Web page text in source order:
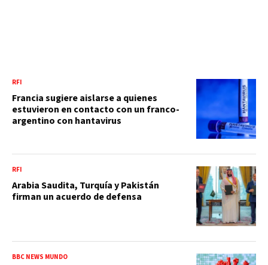
RFI
Francia sugiere aislarse a quienes
estuvieron en contacto con un franco-
argentino con hantavirus
RFI
Arabia Saudita, Turquía y Pakistán
firman un acuerdo de defensa
BBC NEWS MUNDO